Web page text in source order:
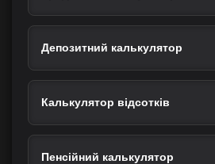
Депозитний калькулятор
Калькулятор відсотків
Пенсійний калькулятор